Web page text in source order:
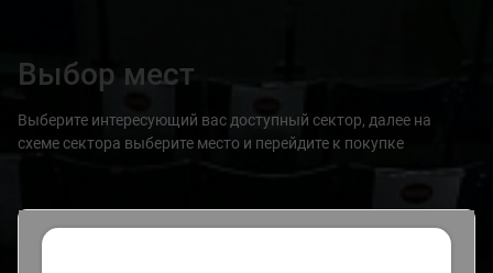
Выбор мест
Выберите интересующий вас доступный сектор, далее на
схеме сектора выберите место и перейдите к покупке